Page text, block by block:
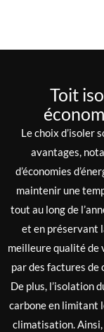
Toit
Le choix d’isoler
avantages,
d’économies
maintenir une
tout au long de
et en préservant
meilleure qualité de
par des factures de
De plus, l’isolation
carbone en limitant
climatisation.